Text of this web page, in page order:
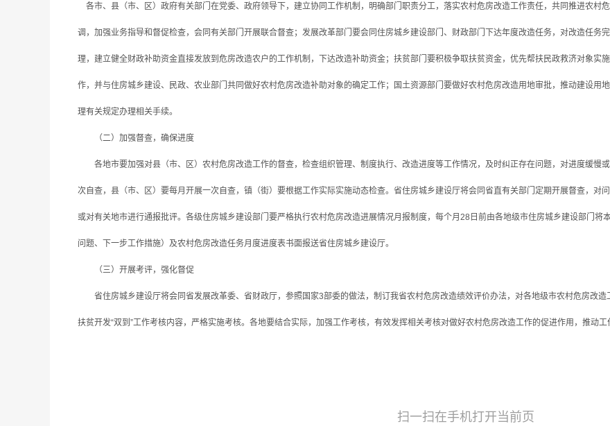
各市、县（市、区）政府有关部门在党委、政府领导下，建立协同工作机制，明确部门职责分工，落实农村危房改造工作责任，共同推进农村
调，加强业务指导和督促检查，会同有关部门开展联合督查；发展改革部门要会同住房城乡建设部门、财政部门下达年度改造任务，对改造任务
理，建立健全财政补助资金直接发放到危房改造农户的工作机制，下达改造补助资金；扶贫部门要积极争取扶贫资金，优先帮扶民政救济对象实
作，并与住房城乡建设、民政、农业部门共同做好农村危房改造补助对象的确定工作；国土资源部门要做好农村危房改造用地审批，推动建设用
理有关规定办理相关手续。
（二）加强督查，确保进度
各地市要加强对县（市、区）农村危房改造工作的督查，检查组织管理、制度执行、改造进度等工作情况，及时纠正存在问题，对进度缓慢
次自查，县（市、区）要每月开展一次自查，镇（街）要根据工作实际实施动态检查。省住房城乡建设厅将会同省直有关部门定期开展督查，对
或对有关地市进行通报批评。各级住房城乡建设部门要严格执行农村危房改造进展情况月报制度，每个月28日前由各地级市住房城乡建设部门
问题、下一步工作措施）及农村危房改造任务月度进度表书面报送省住房城乡建设厅。
（三）开展考评，强化督促
省住房城乡建设厅将会同省发展改革委、省财政厅，参照国家3部委的做法，制订我省农村危房改造绩效评价办法，对各地级市农村危房改造
扶贫开发“双到”工作考核内容，严格实施考核。各地要结合实际，加强工作考核，有效发挥相关考核对做好农村危房改造工作的促进作用，推动工
扫一扫在手机打开当前页